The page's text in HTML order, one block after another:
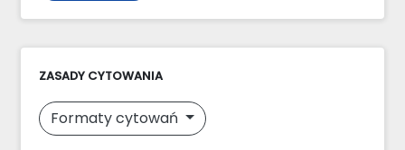
ZASADY CYTOWANIA
Formaty cytowań